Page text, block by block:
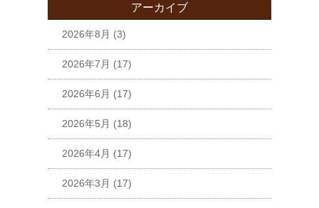
アーカイブ
2026年8月 (3)
2026年7月 (17)
2026年6月 (17)
2026年5月 (18)
2026年4月 (17)
2026年3月 (17)